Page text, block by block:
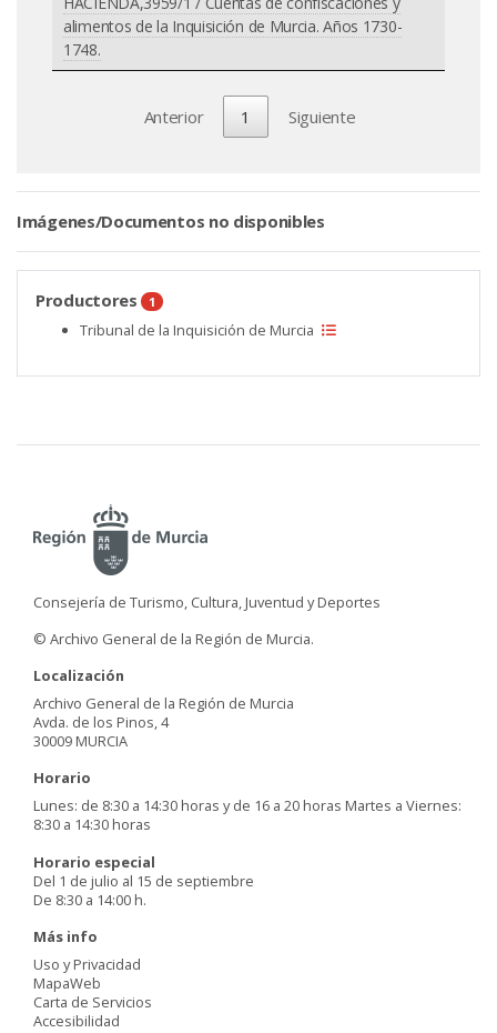
alimentos de la Inquisición de Murcia. Años 1730-
1748.
Anterior 1 Siguiente
Imágenes/Documentos no disponibles
Productores 1
Tribunal de la Inquisición de Murcia
Consejería de Turismo, Cultura, Juventud y Deportes
© Archivo General de la Región de Murcia.
Localización
Archivo General de la Región de Murcia
Avda. de los Pinos, 4
30009 MURCIA
Horario
Lunes: de 8:30 a 14:30 horas y de 16 a 20 horas Martes a Viernes:
8:30 a 14:30 horas
Horario especial
Del 1 de julio al 15 de septiembre
De 8:30 a 14:00 h.
Más info
Uso y Privacidad
MapaWeb
Carta de Servicios
Accesibilidad